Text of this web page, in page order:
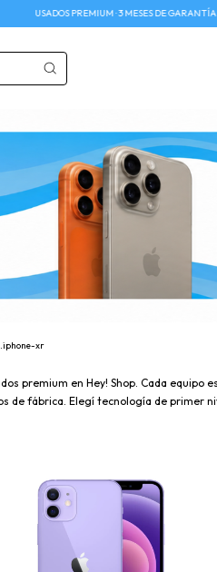
· 3 MESES DE GARANTÍA · ENVÍOS A TODO EL
xr
premium en Hey! Shop. Cada
de fábrica. Elegí tecnología de primer